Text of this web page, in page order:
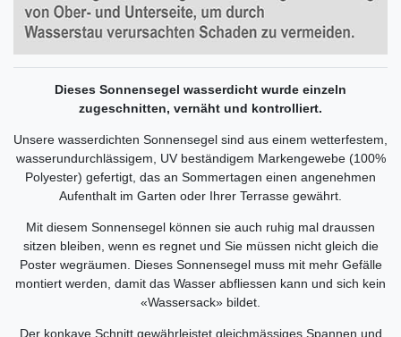
Dieses Sonnensegel wasserdicht wurde einzeln
zugeschnitten, vernäht und kontrolliert.
Unsere wasserdichten Sonnensegel sind aus einem wetterfestem,
wasserundurchlässigem, UV beständigem Markengewebe (100%
Polyester) gefertigt, das an Sommertagen einen angenehmen
Aufenthalt im Garten oder Ihrer Terrasse gewährt.
Mit diesem Sonnensegel können sie auch ruhig mal draussen
sitzen bleiben, wenn es regnet und Sie müssen nicht gleich die
Poster wegräumen. Dieses Sonnensegel muss mit mehr Gefälle
montiert werden, damit das Wasser abfliessen kann und sich kein
«Wassersack» bildet.
Der konkave Schnitt gewährleistet gleichmässiges Spannen und